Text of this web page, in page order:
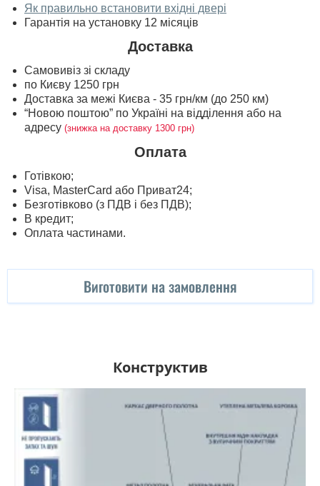
Як правильно встановити вхідні двері
Гарантія на установку 12 місяців
Доставка
Самовивіз зі складу
по Києву 1250 грн
Доставка за межі Києва - 35 грн/км (до 250 км)
“Новою поштою” по Україні на відділення або на
адресу (знижка на доставку 1300 грн)
Оплата
Готівкою;
Visa, MasterСard або Приват24;
Безготівково (з ПДВ і без ПДВ);
В кредит;
Оплата частинами.
Виготовити на замовлення
Конструктив